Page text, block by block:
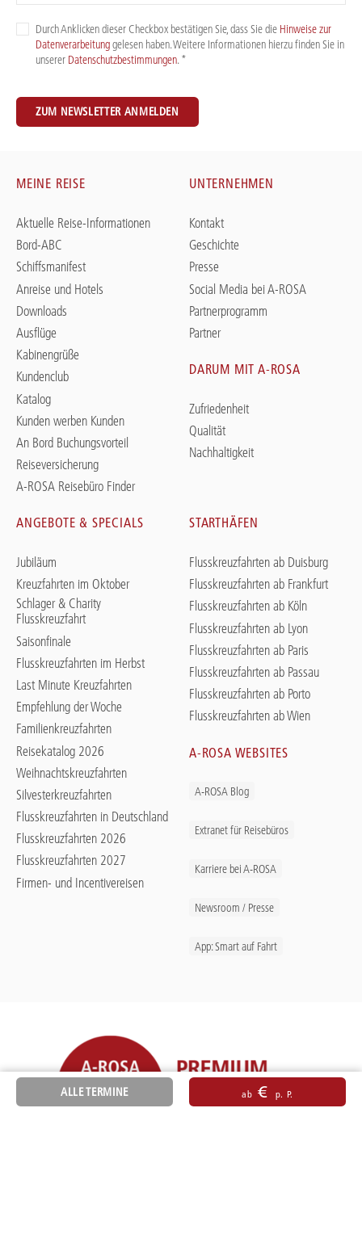
ALLE TERMINE ab € p. P.
Durch Anklicken dieser Checkbox bestätigen Sie, dass Sie die Hinweise zur
Datenverarbeitunggelesen haben. Weitere Informationen hierzu finden Sie in
unserer Datenschutzbestimmungen. *
ZUM NEWSLETTER ANMELDEN
MEINE REISE
Aktuelle Reise-Informationen
Bord-ABC
Schiffsmanifest
Anreise und Hotels
Downloads
Ausflüge
Kabinengrüße
Kundenclub
Katalog
Kunden werben Kunden
An Bord Buchungsvorteil
Reiseversicherung
A-ROSA Reisebüro Finder
UNTERNEHMEN
Kontakt
Geschichte
Presse
Social Media bei A-ROSA
Partnerprogramm
Partner
DARUM MIT A-ROSA
Zufriedenheit
Qualität
Nachhaltigkeit
ANGEBOTE & SPECIALS
Jubiläum
Kreuzfahrten im Oktober
Schlager & Charity
Flusskreuzfahrt
Saisonfinale
Flusskreuzfahrten im Herbst
Last Minute Kreuzfahrten
Empfehlung der Woche
Familienkreuzfahrten
Reisekatalog 2026
Weihnachtskreuzfahrten
Silvesterkreuzfahrten
Flusskreuzfahrten in Deutschland
Flusskreuzfahrten 2026
Flusskreuzfahrten 2027
Firmen- und Incentivereisen
STARTHÄFEN
Flusskreuzfahrten ab Duisburg
Flusskreuzfahrten ab Frankfurt
Flusskreuzfahrten ab Köln
Flusskreuzfahrten ab Lyon
Flusskreuzfahrten ab Paris
Flusskreuzfahrten ab Passau
Flusskreuzfahrten ab Porto
Flusskreuzfahrten ab Wien
A-ROSA WEBSITES
A-ROSA Blog
Extranet für Reisebüros
Karriere bei A-ROSA
Newsroom / Presse
App: Smart auf Fahrt